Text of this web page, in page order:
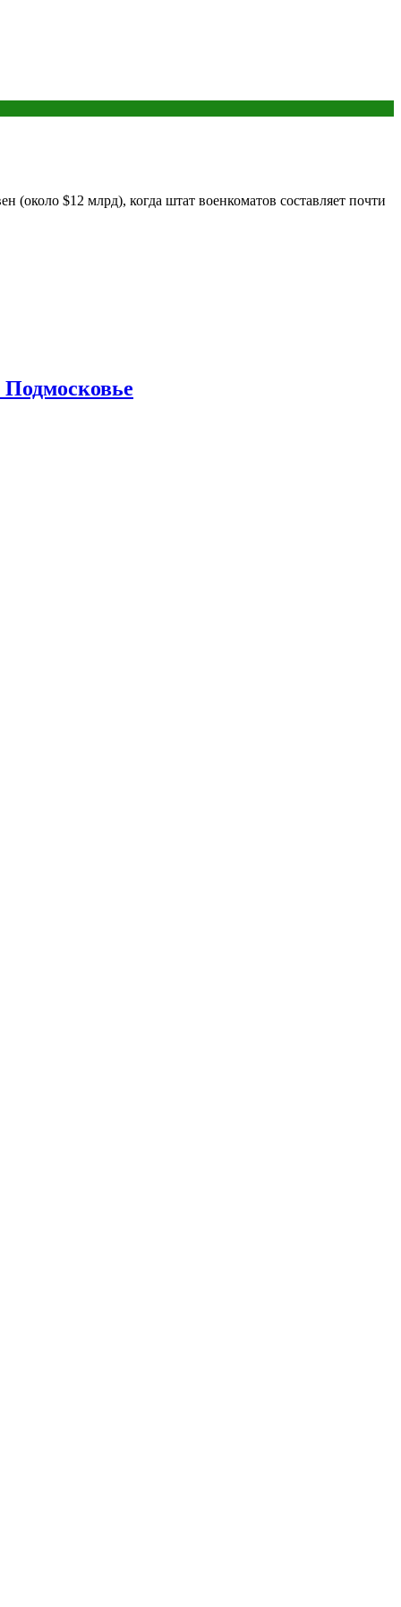
$12 млрд), когда штат военкоматов составляет почти